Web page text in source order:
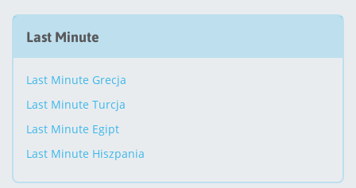
Last Minute
Last Minute Grecja
Last Minute Turcja
Last Minute Egipt
Last Minute Hiszpania